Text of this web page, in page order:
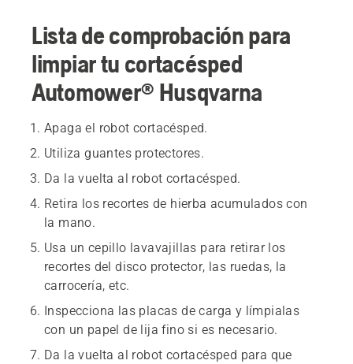
Lista de comprobación para
limpiar tu cortacésped
Automower® Husqvarna
Apaga el robot cortacésped.
Utiliza guantes protectores.
Da la vuelta al robot cortacésped.
Retira los recortes de hierba acumulados con
la mano.
Usa un cepillo lavavajillas para retirar los
recortes del disco protector, las ruedas, la
carrocería, etc.
Inspecciona las placas de carga y límpialas
con un papel de lija fino si es necesario.
Da la vuelta al robot cortacésped para que